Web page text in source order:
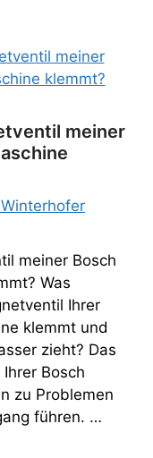
meiner
meiner Bosch
Was
Ihrer
klemmt und
zieht? Das
Bosch
zu Problemen
führen. …